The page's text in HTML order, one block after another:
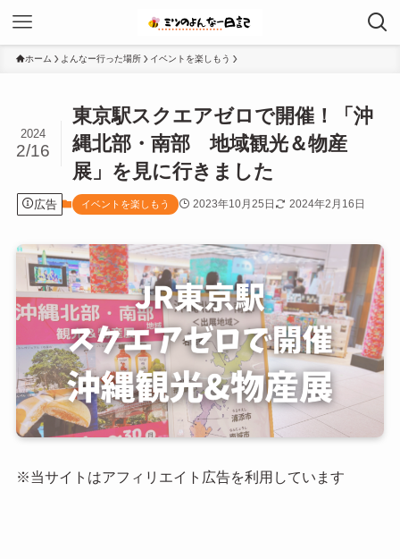
ホーム よんなー行った場所 イベントを楽しもう
東京駅スクエアゼロで開催！「沖
縄北部・南部 地域観光＆物産
展」を見に行きました
2024
2/16
広告 イベントを楽しもう 2023年10月25日 2024年2月16日
※当サイトはアフィリエイト広告を利用しています